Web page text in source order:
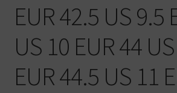
EUR 42.5 US 9.5
US 10 EUR 44
EUR 44.5 US 11